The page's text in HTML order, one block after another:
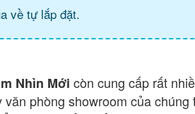
về tự lắp đặt.
Nhìn Mới còn cung cấp rất
phòng showroom của chúng